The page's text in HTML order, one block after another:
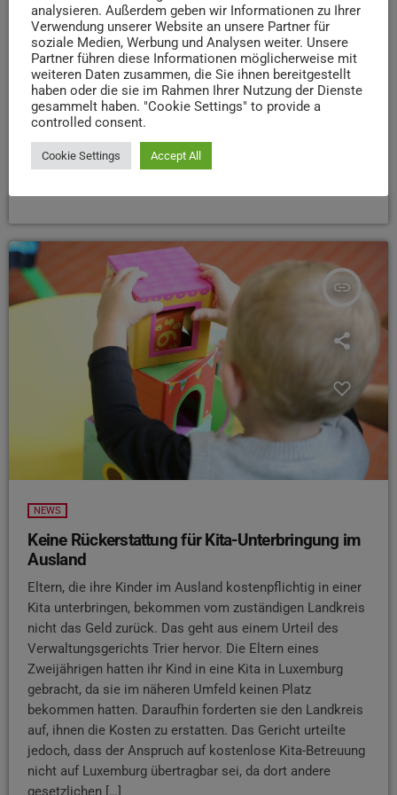
mit. Zwei der drei Angeklagten waren am vergangenen
Dienstag wegen heimtückischen Mordes zu hohen
Jugend-Haftstrafen verurteilt worden. Ein 18-Jähriger
muss demnach neun Jahre ins Gefängnis, ein 17-Jähriger
sechs Jahre. Die mitangeklagte frühere Lebensgefährtin
des Opfers wurde dagegen nur wegen unterlassener
Monaten verurteilt. Diese Strafe reicht der […]
insert_link
NEWS
Keine Rückerstattung für Kita-Unterbringung im
Ausland
Eltern, die ihre Kinder im Ausland kostenpflichtig in einer
Kita unterbringen, bekommen vom zuständigen Landkreis
nicht das Geld zurück. Das geht aus einem Urteil des
Verwaltungsgerichts Trier hervor. Die Eltern eines
Zweijährigen hatten ihr Kind in eine Kita in Luxemburg
gebracht, da sie im näheren Umfeld keinen Platz
bekommen hatten. Daraufhin forderten sie den Landkreis
auf, ihnen die Kosten zu erstatten. Das Gericht urteilte
jedoch, dass der Anspruch auf kostenlose Kita-Betreuung
nicht auf Luxemburg übertragbar sei, da dort andere
gesetzlichen […]
analysieren. Außerdem geben wir Informationen zu Ihrer
Verwendung unserer Website an unsere Partner für
soziale Medien, Werbung und Analysen weiter. Unsere
Partner führen diese Informationen möglicherweise mit
weiteren Daten zusammen, die Sie ihnen bereitgestellt
haben oder die sie im Rahmen Ihrer Nutzung der Dienste
gesammelt haben. "Cookie Settings" to provide a
controlled consent.
Cookie Settings Accept All